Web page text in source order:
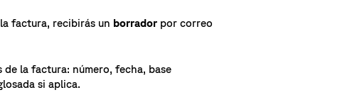
factura, recibirás un borradorpor correo
la factura: número, fecha, base
si aplica.